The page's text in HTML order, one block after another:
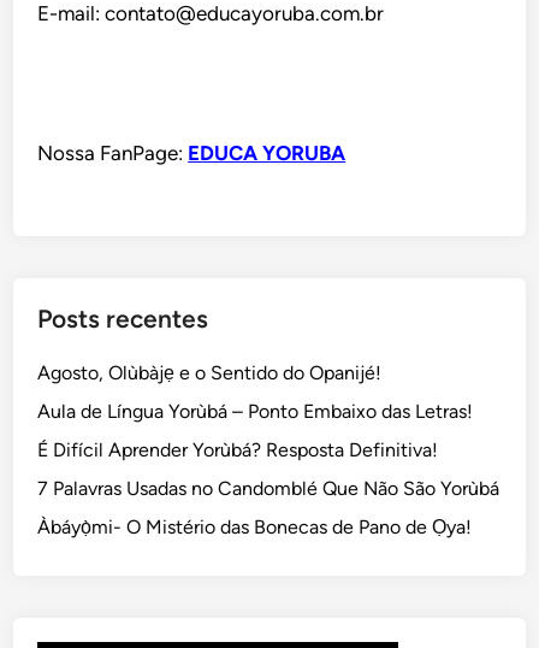
E-mail: contato@educayoruba.com.br
Nossa FanPage: EDUCA YORUBA
Posts recentes
Agosto, Olùbàjẹ e o Sentido do Opanijé!
Aula de Língua Yorùbá – Ponto Embaixo das Letras!
É Difícil Aprender Yorùbá? Resposta Definitiva!
7 Palavras Usadas no Candomblé Que Não São Yorùbá
Àbáyọ̀mi- O Mistério das Bonecas de Pano de Ọya!